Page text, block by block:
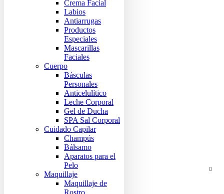
Crema Facial
Labios
Antiarrugas
Productos
Especiales
Mascarillas
Faciales
Cuerpo
Básculas
Personales
Anticelulítico
Leche Corporal
Gel de Ducha
SPA Sal Corporal
Cuidado Capilar
Champús
Bálsamo
Aparatos para el
Pelo
Maquillaje
Maquillaje de
Rostro